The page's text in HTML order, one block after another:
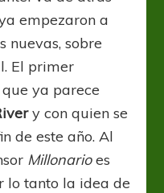
empezaron a
nuevas, sobre
El primer
que ya parece
y con quien se
de este año. Al
Millonarioes
lo tanto la idea de